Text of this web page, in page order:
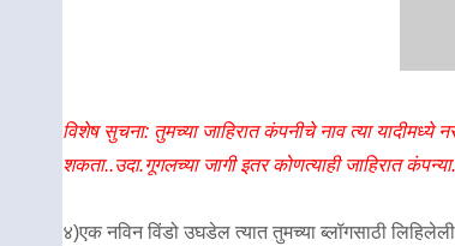
विशेष सुचना: तुमच्या जाहिरात कंपनीचे नाव त्या
शकता..उदा.गूगलच्या जागी इतर कोणत्याही जाहिरात
४)एक नविन विंडो उघडेल त्यात तुमच्या ब्लॉगसाठी